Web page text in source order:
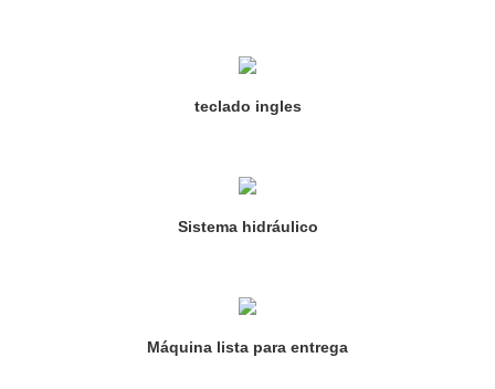
teclado ingles
Sistema hidráulico
Máquina lista para entrega